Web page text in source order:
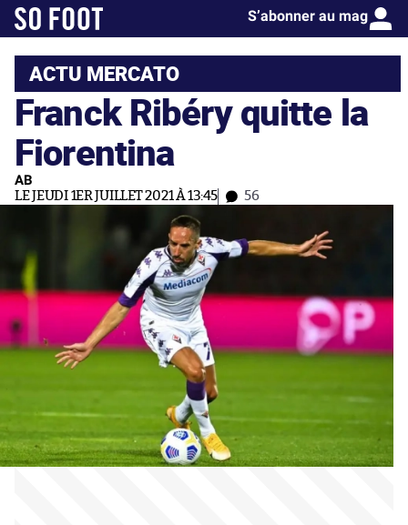
S’abonner au mag
ACTU MERCATO
Franck Ribéry quitte la
Fiorentina
AB
LE JEUDI 1ER JUILLET 2021 À 13:45 56